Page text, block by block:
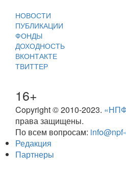
НОВОСТИ
ПУБЛИКАЦИИ
ФОНДЫ
ДОХОДНОСТЬ
ВКОНТАКТЕ
ТВИТТЕР
16+
Copyright © 2010-2023.
права защищены.
По всем вопросам:
Редакция
Партнеры